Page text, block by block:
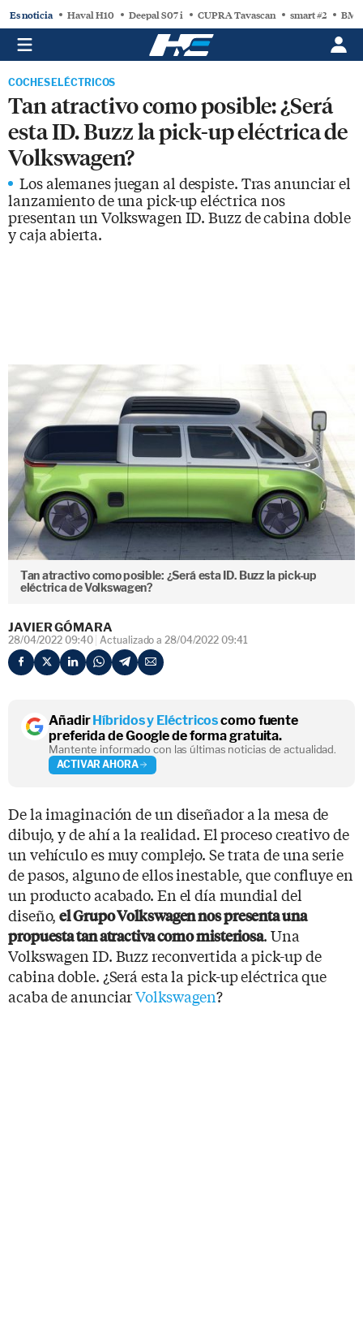
Es noticia Haval H10 Deepal S07 i CUPRA Tavascan smart #2
COCHES ELÉCTRICOS
Tan atractivo como posible: ¿Será
esta ID. Buzz la pick-up eléctrica de
Volkswagen?
Los alemanes juegan al despiste. Tras anunciar el
lanzamiento de una pick-up eléctrica nos
presentan un Volkswagen ID. Buzz de cabina doble
y caja abierta.
Tan atractivo como posible: ¿Será esta ID. Buzz la pick-up
eléctrica de Volkswagen?
JAVIER GÓMARA
28/04/2022 09:40 Actualizado a 28/04/2022 09:41
AñadirHíbridos y Eléctricoscomo fuente
preferida de Google de forma gratuita.
Mantente informado con las últimas noticias de actualidad.
ACTIVAR AHORA
De la imaginación de un diseñador a la mesa de
dibujo, y de ahí a la realidad. El proceso creativo de
un vehículo es muy complejo. Se trata de una serie
de pasos, alguno de ellos inestable, que confluye en
un producto acabado. En el día mundial del
diseño,el Grupo Volkswagen nos presenta una
propuesta tan atractiva como misteriosa. Una
Volkswagen ID. Buzz reconvertida a pick-up de
cabina doble. ¿Será esta la pick-up eléctrica que
acaba de anunciarVolkswagen?